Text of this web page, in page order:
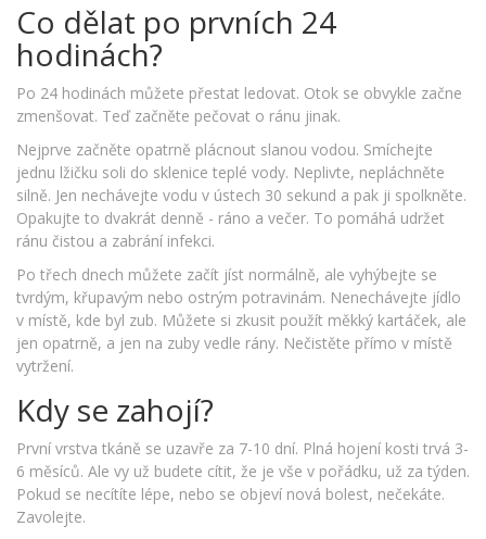
Co dělat po prvních 24
hodinách?
Po 24 hodinách můžete přestat ledovat. Otok se obvykle začne
zmenšovat. Teď začněte pečovat o ránu jinak.
Nejprve začněte opatrně plácnout slanou vodou. Smíchejte
jednu lžičku soli do sklenice teplé vody. Neplivte, nepláchněte
silně. Jen nechávejte vodu v ústech 30 sekund a pak ji spolkněte.
Opakujte to dvakrát denně - ráno a večer. To pomáhá udržet
ránu čistou a zabrání infekci.
Po třech dnech můžete začít jíst normálně, ale vyhýbejte se
tvrdým, křupavým nebo ostrým potravinám. Nenechávejte jídlo
v místě, kde byl zub. Můžete si zkusit použít měkký kartáček, ale
jen opatrně, a jen na zuby vedle rány. Nečistěte přímo v místě
vytržení.
Kdy se zahojí?
První vrstva tkáně se uzavře za 7-10 dní. Plná hojení kosti trvá 3-
6 měsíců. Ale vy už budete cítit, že je vše v pořádku, už za týden.
Pokud se necítíte lépe, nebo se objeví nová bolest, nečekáte.
Zavolejte.